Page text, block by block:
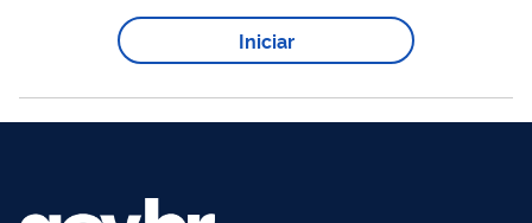
referente a notas obtidas e tipo de lista para a qual obteve
Iniciar